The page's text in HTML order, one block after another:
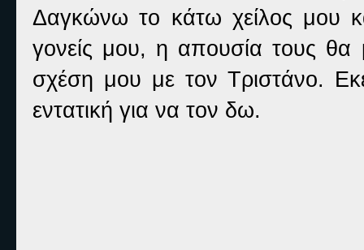
Δαγκώνω το κάτω χείλος μου
γονείς μου, η απουσία τους θα
σχέση μου με τον Τριστάνο.
εντατική για να τον δω.